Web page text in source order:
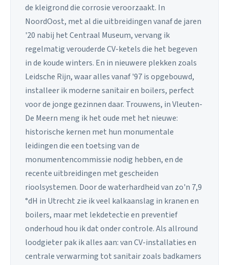
de kleigrond die corrosie veroorzaakt. In
NoordOost, met al die uitbreidingen vanaf de jaren
'20 nabij het Centraal Museum, vervang ik
regelmatig verouderde CV-ketels die het begeven
in de koude winters. En in nieuwere plekken zoals
Leidsche Rijn, waar alles vanaf '97 is opgebouwd,
installeer ik moderne sanitair en boilers, perfect
voor de jonge gezinnen daar. Trouwens, in Vleuten-
De Meern meng ik het oude met het nieuwe:
historische kernen met hun monumentale
leidingen die een toetsing van de
monumentencommissie nodig hebben, en de
recente uitbreidingen met gescheiden
rioolsystemen. Door de waterhardheid van zo'n 7,9
°dH in Utrecht zie ik veel kalkaanslag in kranen en
boilers, maar met lekdetectie en preventief
onderhoud hou ik dat onder controle. Als allround
loodgieter pak ik alles aan: van CV-installaties en
centrale verwarming tot sanitair zoals badkamers